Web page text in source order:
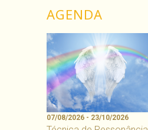
AGENDA
07/08/2026 - 23/10/2026